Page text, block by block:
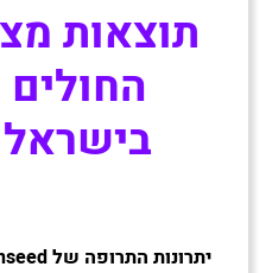
תוצאות
יתרונות התרופה של